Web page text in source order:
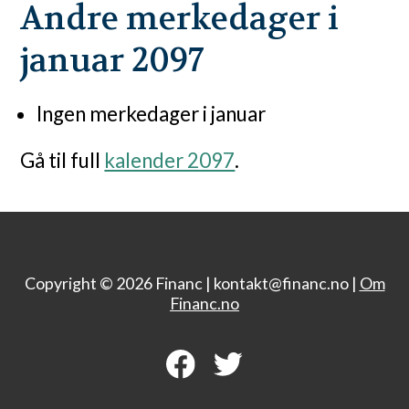
Andre merkedager i
januar 2097
Ingen merkedager i januar
Gå til full kalender 2097.
Copyright © 2026 Financ | kontakt@financ.no | Om
Financ.no